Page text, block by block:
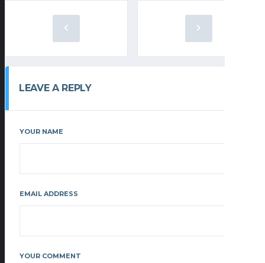
LEAVE A REPLY
YOUR NAME
EMAIL ADDRESS
YOUR COMMENT